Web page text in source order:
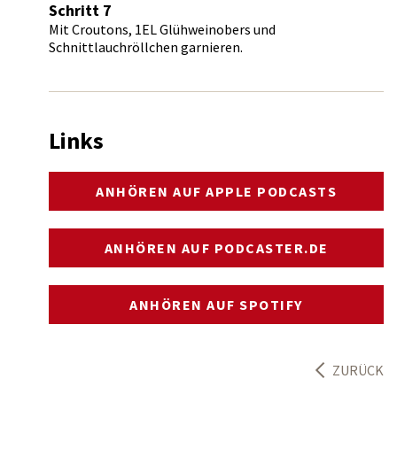
Schritt 7
Mit Croutons, 1EL Glühweinobers und
Schnittlauchröllchen garnieren.
Links
ANHÖREN AUF APPLE PODCASTS
ANHÖREN AUF PODCASTER.DE
ANHÖREN AUF SPOTIFY
ZURÜCK